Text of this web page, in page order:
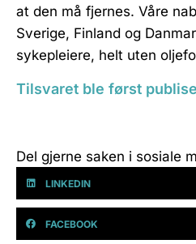
at den må fjernes. Våre
Sverige, Finland og
sykepleiere, helt uten
Tilsvaret ble først
Del gjerne saken i sosiale
LINKEDIN
FACEBOOK